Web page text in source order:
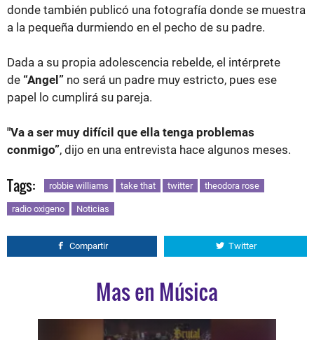
donde también publicó una fotografía donde se muestra
a la pequeña durmiendo en el pecho de su padre.
Dada a su propia adolescencia rebelde, el intérprete
de “Angel” no será un padre muy estricto, pues ese
papel lo cumplirá su pareja.
"Va a ser muy difícil que ella tenga problemas
conmigo”, dijo en una entrevista hace algunos meses.
Tags: robbie williams take that twitter theodora rose
radio oxigeno Noticias
Compartir Twitter
Mas en Música